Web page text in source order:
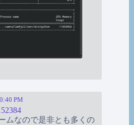
PM
ムなので是非とも多くの